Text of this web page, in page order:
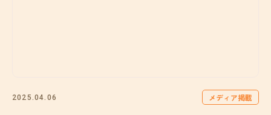
2025.04.06 メディア掲載